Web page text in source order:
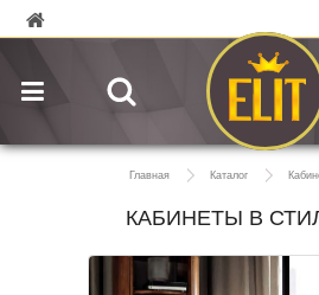
Главная Каталог
КАБИНЕТЫ В